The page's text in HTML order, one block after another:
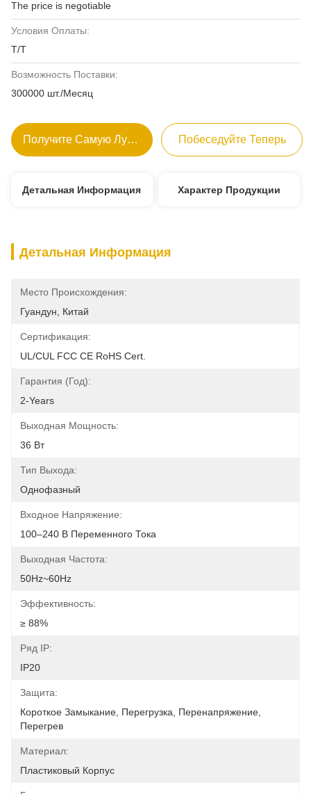
The price is negotiable
Условия Оплаты:
Т/Т
Возможность Поставки:
300000 шт./Месяц
Получите Самую Лучшую Цену Побеседуйте Теперь
Детальная Информация Характер Продукции
Детальная Информация
Место Происхождения:
Гуандун, Китай
Сертификация:
UL/cUL FCC CE RoHS Cert.
Гарантия (год):
2-Years
Выходная Мощность:
36 Вт
Тип Выхода:
Однофазный
Входное Напряжение:
100–240 В Переменного Тока
Выходная Частота:
50Hz~60Hz
Эффективность:
≥ 88%
Ряд IP:
IP20
Защита:
Короткое Замыкание, Перегрузка, Перенапряжение,
Перегрев
Материал:
Пластиковый Корпус